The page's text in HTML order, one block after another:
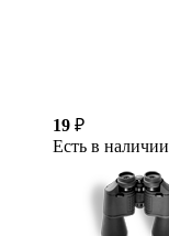
19 ₽
Есть в наличии